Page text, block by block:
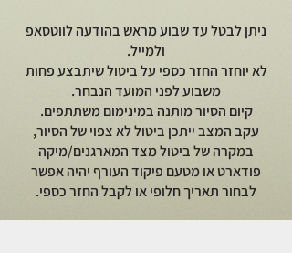
ניתן לבטל עד שבוע מראש בהודעה לווטסאפ
ולמייל.
לא יוחזר החזר כספי על ביטול שיתבצע פחות
משבוע לפני המועד הנבחר.
קיום הסיור מותנה במינימום משתתפים.
עקב המצב ייתכן ביטול לא צפוי של הסיור,
במקרה של ביטול מצד המארגנים/מיקה
פודארט או מטעם פיקוד העורף יהיה אפשר
לבחור תאריך חלופי או לקבל החזר כספי.